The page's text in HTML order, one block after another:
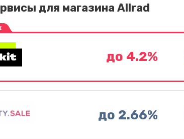
для магазина Allrad
до 4.2%
до 2.66%